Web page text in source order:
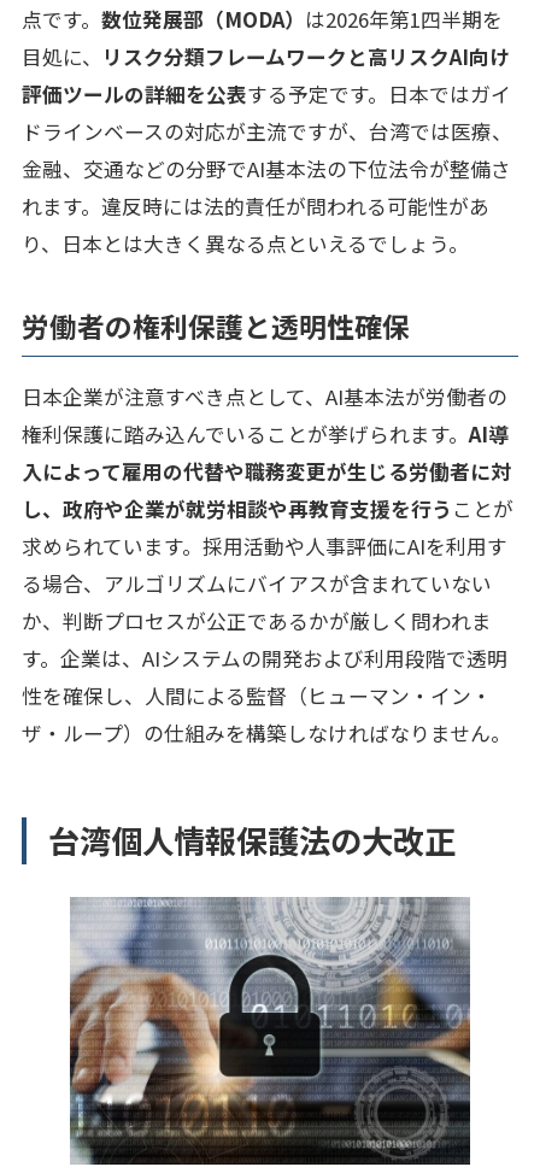
点です。 数位発展部（MODA） は2026年第1四半期を
目処に、 リスク分類フレームワークと高リスクAI向け
評価ツールの詳細を公表する予定です。日本ではガイ
ドラインベースの対応が主流ですが、台湾では医療、
金融、交通などの分野でAI基本法の下位法令が整備さ
れます。違反時には法的責任が問われる可能性があ
り、日本とは大きく異なる点といえるでしょう。
労働者の権利保護と透明性確保
日本企業が注意すべき点として、AI基本法が労働者の
権利保護に踏み込んでいることが挙げられます。AI導
入によって雇用の代替や職務変更が生じる労働者に対
し、政府や企業が就労相談や再教育支援を行う ことが
求められています。採用活動や人事評価にAIを利用す
る場合、アルゴリズムにバイアスが含まれていない
か、判断プロセスが公正であるかが厳しく問われま
す。企業は、AIシステムの開発および利用段階で透明
性を確保し、人間による監督（ヒューマン・イン・
ザ・ループ）の仕組みを構築しなければなりません。
台湾個人情報保護法の大改正